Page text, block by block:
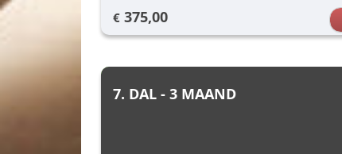
jouw voorkeuren in (dag/uur) en dan zorgen wij
voor de rest.
€ 375,00
7. DAL - 3 MAAND